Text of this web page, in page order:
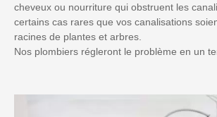
cheveux ou nourriture qui obstruent les
certains cas rares que vos canalisations
racines de plantes et arbres.
Nos plombiers régleront le problème en un